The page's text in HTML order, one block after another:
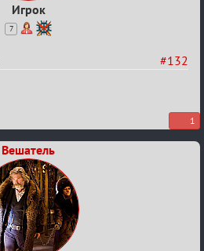
Игрок
7
#132
1
Вешатель